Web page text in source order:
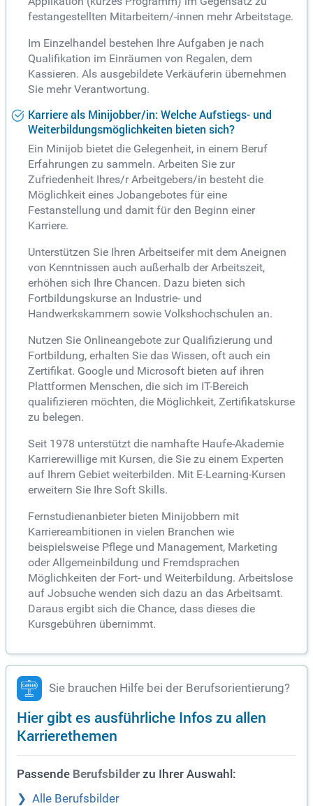
festangestellten Mitarbeitern/-innen mehr Arbeitstage.
Im Einzelhandel bestehen Ihre Aufgaben je nach
Qualifikation im Einräumen von Regalen, dem
Kassieren. Als ausgebildete Verkäuferin übernehmen
Sie mehr Verantwortung.
Karriere als Minijobber/in: Welche Aufstiegs- und
Weiterbildungsmöglichkeiten bieten sich?
Ein Minijob bietet die Gelegenheit, in einem Beruf
Erfahrungen zu sammeln. Arbeiten Sie zur
Zufriedenheit Ihres/r Arbeitgebers/in besteht die
Möglichkeit eines Jobangebotes für eine
Festanstellung und damit für den Beginn einer
Karriere.
Unterstützen Sie Ihren Arbeitseifer mit dem Aneignen
von Kenntnissen auch außerhalb der Arbeitszeit,
erhöhen sich Ihre Chancen. Dazu bieten sich
Fortbildungskurse an Industrie- und
Handwerkskammern sowie Volkshochschulen an.
Nutzen Sie Onlineangebote zur Qualifizierung und
Fortbildung, erhalten Sie das Wissen, oft auch ein
Zertifikat. Google und Microsoft bieten auf ihren
Plattformen Menschen, die sich im IT-Bereich
qualifizieren möchten, die Möglichkeit, Zertifikatskurse
zu belegen.
Seit 1978 unterstützt die namhafte Haufe-Akademie
Karrierewillige mit Kursen, die Sie zu einem Experten
auf Ihrem Gebiet weiterbilden. Mit E-Learning-Kursen
erweitern Sie Ihre Soft Skills.
Fernstudienanbieter bieten Minijobbern mit
Karriereambitionen in vielen Branchen wie
beispielsweise Pflege und Management, Marketing
oder Allgemeinbildung und Fremdsprachen
Möglichkeiten der Fort- und Weiterbildung. Arbeitslose
auf Jobsuche wenden sich dazu an das Arbeitsamt.
Daraus ergibt sich die Chance, dass dieses die
Kursgebühren übernimmt.
Sie brauchen Hilfe bei der Berufsorientierung?
Hier gibt es ausführliche Infos zu allen
Karrierethemen
Passende Berufsbilder zu Ihrer Auswahl:
Alle Berufsbilder